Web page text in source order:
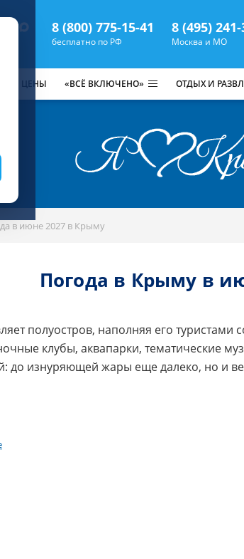
8 (800) 775-15-41
бесплатно по РФ
8 (495)
Москва и МО
И ЦЕНЫ «ВСЁ ВКЛЮЧЕНО» ОТДЫХ И
в июне 2027 в Крыму
Погода в Крыму в
полуостров, наполняя его туристами
клубы, аквапарки, тематические
до изнуряющей жары еще далеко, но и